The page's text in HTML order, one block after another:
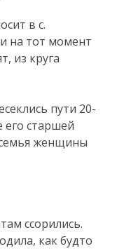
в с.
на тот момент
из круга
пути 20-
его старшей
женщины
ссорились.
как будто